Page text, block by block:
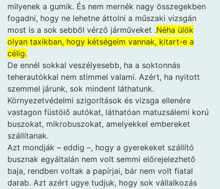
milyenek a gumik. És nem mernék nagy összegekben
fogadni, hogy ne lehetne áttolni a műszaki vizsgán
most is a sok sebből vérző járműveket .Néha ülök
olyan taxikban, hogy kétségeim vannak, kitart-e a
célig.
De ennél sokkal veszélyesebb, ha a soktonnás
teherautókkal nem stimmel valami. Azért, ha nyitott
szemmel járunk, sok mindent láthatunk.
Környezetvédelmi szigorítások és vizsga ellenére
vastagon füstölő autókat, láthatóan matuzsálemi korú
buszokat, mikrobuszokat, amelyekkel embereket
szállítanak.
Azt mondják – eddig –, hogy a gyerekeket szállító
busznak egyáltalán nem volt semmi előrejelezhető
baja, rendben voltak a papírjai, bár nem volt fiatal
darab. Azt azért ugye tudjuk, hogy sok vállalkozás